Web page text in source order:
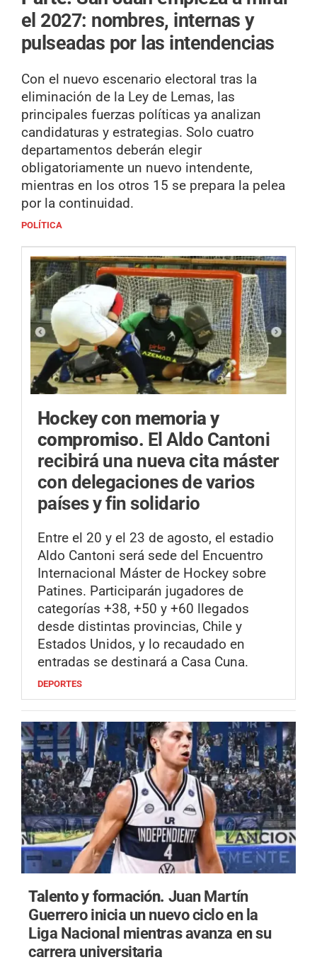
el 2027: nombres, internas y
pulseadas por las intendencias
Con el nuevo escenario electoral tras la
eliminación de la Ley de Lemas, las
principales fuerzas políticas ya analizan
candidaturas y estrategias. Solo cuatro
departamentos deberán elegir
obligatoriamente un nuevo intendente,
mientras en los otros 15 se prepara la pelea
por la continuidad.
POLÍTICA
Hockey con memoria y
compromiso. El Aldo Cantoni
recibirá una nueva cita máster
con delegaciones de varios
países y fin solidario
Entre el 20 y el 23 de agosto, el estadio
Aldo Cantoni será sede del Encuentro
Internacional Máster de Hockey sobre
Patines. Participarán jugadores de
categorías +38, +50 y +60 llegados
desde distintas provincias, Chile y
Estados Unidos, y lo recaudado en
entradas se destinará a Casa Cuna.
DEPORTES
Talento y formación. Juan Martín
Guerrero inicia un nuevo ciclo en la
Liga Nacional mientras avanza en su
carrera universitaria